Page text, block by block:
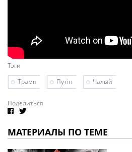
Тэги
Трамп
Путін Чалый
Поделиться
МАТЕРИАЛЫ ПО ТЕМЕ